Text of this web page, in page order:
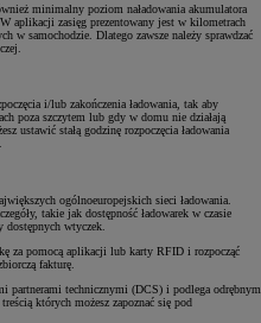
minimalny poziom naładowania akumulatora
aplikacji zasięg prezentowany jest w kilometrach
w samochodzie. Dlatego zawsze należy sprawdzać
i/lub zakończenia ładowania, tak aby
poza szczytem lub gdy w domu nie działają
ustawić stałą godzinę rozpoczęcia ładowania
ogólnoeuropejskich sieci ładowania.
takie jak dostępność ładowarek w czasie
dostępnych wtyczek.
za pomocą aplikacji lub karty RFID i rozpocząć
fakturę.
partnerami technicznymi (DCS) i podlega odrębnym
których możesz zapoznać się pod